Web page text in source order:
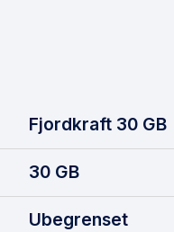
Fjordkraft 30 GB
30 GB
Ubegrenset